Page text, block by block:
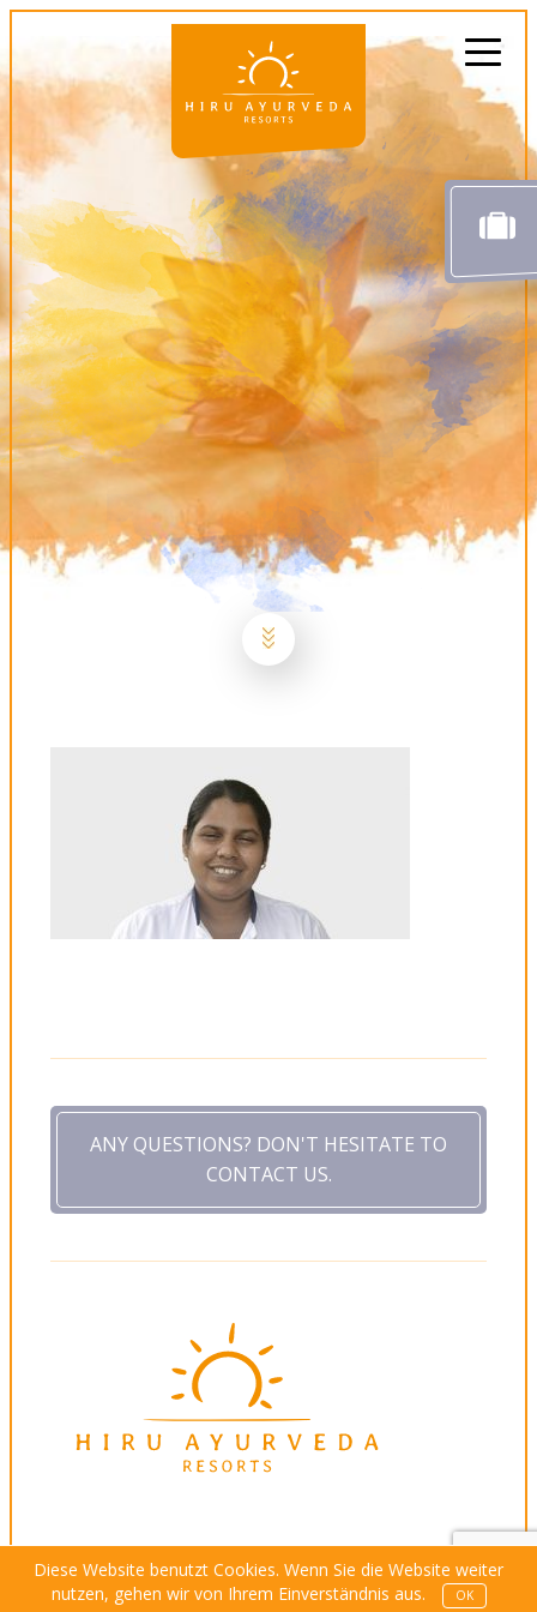
ANY QUESTIONS? DON'T HESITATE TO
CONTACT US.
Diese Website benutzt Cookies. Wenn Sie die Website weiter
nutzen, gehen wir von Ihrem Einverständnis aus.
OK